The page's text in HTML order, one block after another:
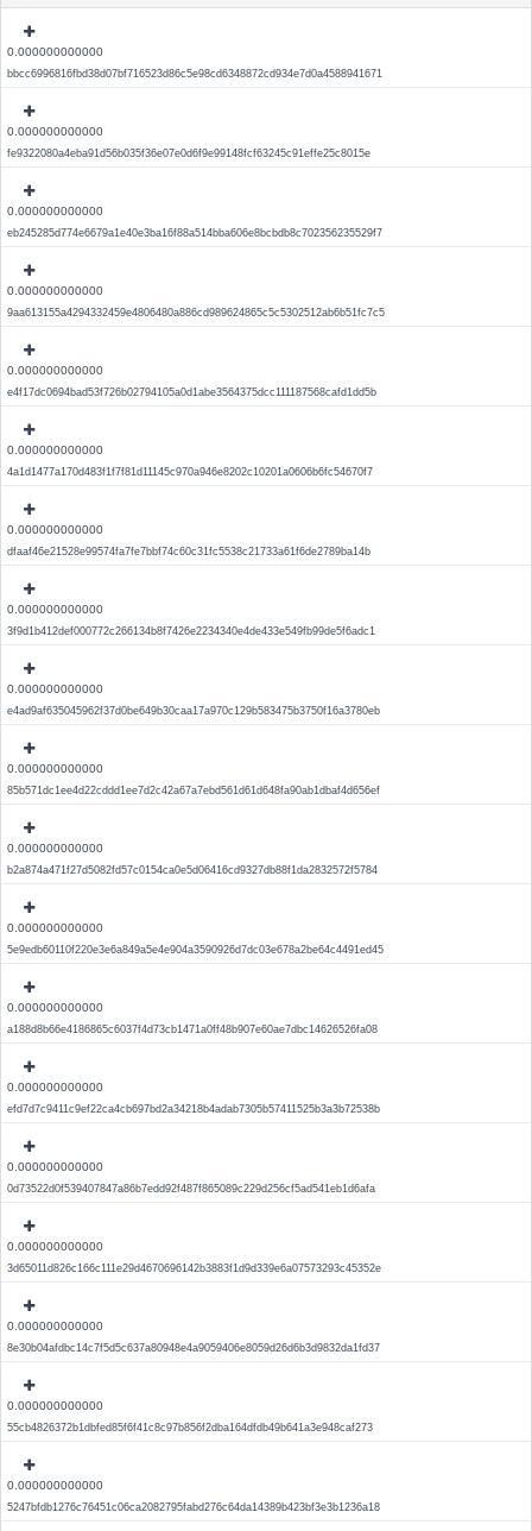
0.000000000000
bbcc6996816fbd38d07bf716523d86c5e98cd6348872cd934e7d0a4588941671
0.000000000000
fe9322080a4eba91d56b035f36e07e0d6f9e99148fcf63245c91effe25c8015e
0.000000000000
eb245285d774e6679a1e40e3ba16f88a514bba606e8bcbdb8c702356235529f7
0.000000000000
9aa613155a4294332459e4806480a886cd989624865c5c5302512ab6b51fc7c5
0.000000000000
e4f17dc0694bad53f726b02794105a0d1abe3564375dcc111187568cafd1dd5b
0.000000000000
4a1d1477a170d483f1f7f81d11145c970a946e8202c10201a0606b6fc54670f7
0.000000000000
dfaaf46e21528e99574fa7fe7bbf74c60c31fc5538c21733a61f6de2789ba14b
0.000000000000
3f9d1b412def000772c266134b8f7426e2234340e4de433e549fb99de5f6adc1
0.000000000000
e4ad9af635045962f37d0be649b30caa17a970c129b583475b3750f16a3780eb
0.000000000000
85b571dc1ee4d22cddd1ee7d2c42a67a7ebd561d61d648fa90ab1dbaf4d656ef
0.000000000000
b2a874a471f27d5082fd57c0154ca0e5d06416cd9327db88f1da2832572f5784
0.000000000000
5e9edb60110f220e3e6a849a5e4e904a3590926d7dc03e678a2be64c4491ed45
0.000000000000
a188d8b66e4186865c6037f4d73cb1471a0ff48b907e60ae7dbc14626526fa08
0.000000000000
efd7d7c9411c9ef22ca4cb697bd2a34218b4adab7305b57411525b3a3b72538b
0.000000000000
0d73522d0f539407847a86b7edd92f487f865089c229d256cf5ad541eb1d6afa
0.000000000000
3d65011d826c166c111e29d4670696142b3883f1d9d339e6a07573293c45352e
0.000000000000
8e30b04afdbc14c7f5d5c637a80948e4a9059406e8059d26d6b3d9832da1fd37
0.000000000000
55cb4826372b1dbfed85f6f41c8c97b856f2dba164dfdb49b641a3e948caf273
0.000000000000
5247bfdb1276c76451c06ca2082795fabd276c64da14389b423bf3e3b1236a18